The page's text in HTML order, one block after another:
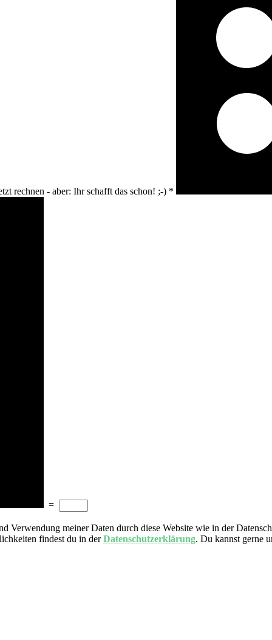
rechnen - aber: Ihr schafft das schon! ;-) *
=
Verwendung meiner Daten durch diese Website wie in der
findest du in derDatenschutzerklärung. Du kannst gerne